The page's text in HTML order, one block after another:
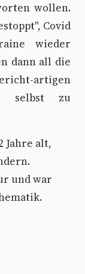
wollen.
Covid
wieder
dann all die
artigen
selbst zu
Jahre alt,
und war